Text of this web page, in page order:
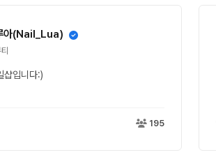
아(Nail_Lua)
샵입니다:)
195